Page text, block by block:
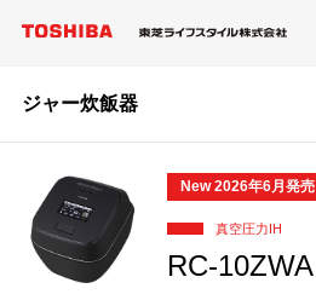
ジャー炊飯器
New 2026年6月発売
真空圧力IH
RC-10ZWA